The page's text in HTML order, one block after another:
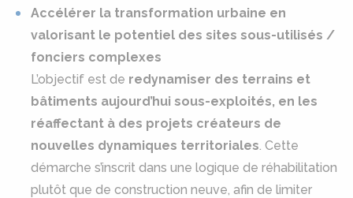
Accélérer la transformation urbaine en
valorisant le potentiel des sites sous-utilisés /
fonciers complexes
L’objectif est de redynamiser des terrains et
bâtiments aujourd’hui sous-exploités, en les
réaffectant à des projets créateurs de
nouvelles dynamiques territoriales. Cette
démarche s’inscrit dans une logique de réhabilitation
plutôt que de construction neuve, afin de limiter